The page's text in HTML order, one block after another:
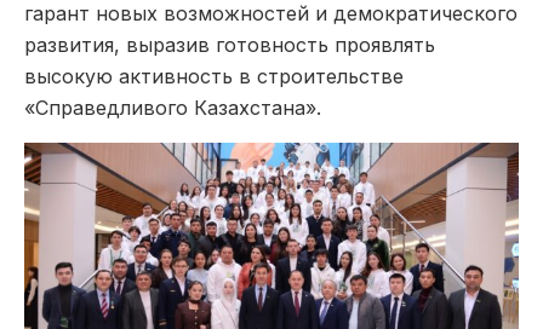
гарант новых возможностей и демократического
развития, выразив готовность проявлять
высокую активность в строительстве
«Справедливого Казахстана».